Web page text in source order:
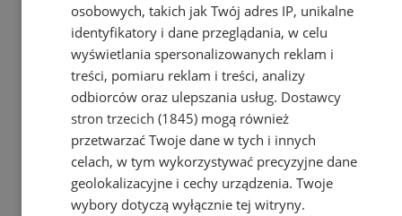
osobowych, takich jak Twój adres IP, unikalne
identyfikatory i dane przeglądania, w celu
wyświetlania spersonalizowanych reklam i
treści, pomiaru reklam i treści, analizy
odbiorców oraz ulepszania usług. Dostawcy
stron trzecich (1845) mogą również
przetwarzać Twoje dane w tych i innych
celach, w tym wykorzystywać precyzyjne dane
geolokalizacyjne i cechy urządzenia. Twoje
wybory dotyczą wyłącznie tej witryny.